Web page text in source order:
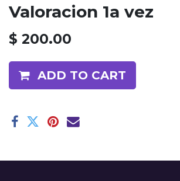
Valoracion 1a vez
$ 200.00
ADD TO CART